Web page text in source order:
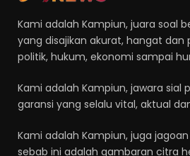
Kami adalah Kampiun, juara soal
yang disajikan akurat, hangat dan
politik, hukum, ekonomi sampai
Kami adalah Kampiun, jawara sial
garansi yang selalu vital, aktual
Kami adalah Kampiun, juga
sebab ini adalah gambaran citra